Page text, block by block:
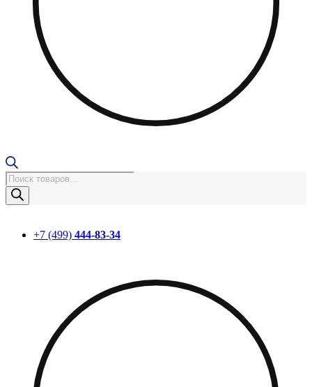
Поиск
товаров
+7 (499) 444-83-34